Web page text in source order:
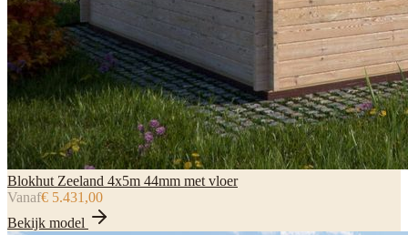
Blokhut Zeeland 4x5m 44mm met vloer
Vanaf€ 5.431,00
Bekijk model